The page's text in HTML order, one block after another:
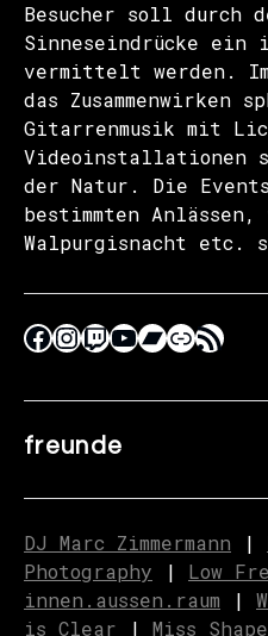
Besucher soll
Sinneseindrücke ein
vermittelt werden.
das Zusammenwirken
Gitarrenmusik mit
Videoinstallationen
der Natur. Die
bestimmten Anlässen,
Walpurgisnacht etc.
freunde
DJ Marc Zimmermann |
Photography | Low
innen.aussen.raum |
is Clear | Miss